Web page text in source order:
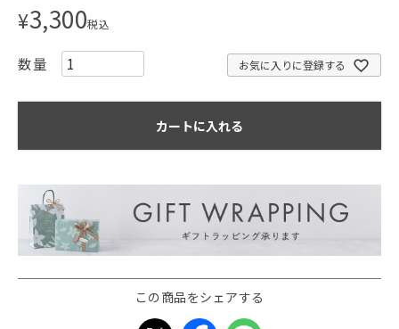
¥3,300税込
お気に入りに登録する
カートに入れる
この商品をシェアする